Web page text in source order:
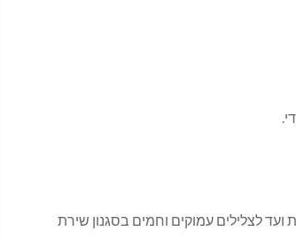
לצלילים עמוקים וחמים בסגנון שירת